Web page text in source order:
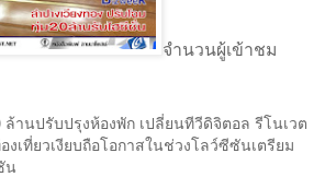
จำนวนผู้เข้าชม
ล้านปรับปรุงห้องพัก เปลี่ยนทีวีดิจิตอล รีโนเวต
งเที่ยวเงียบถือโอกาสในช่วงโลว์ซีซันเตรียม
น